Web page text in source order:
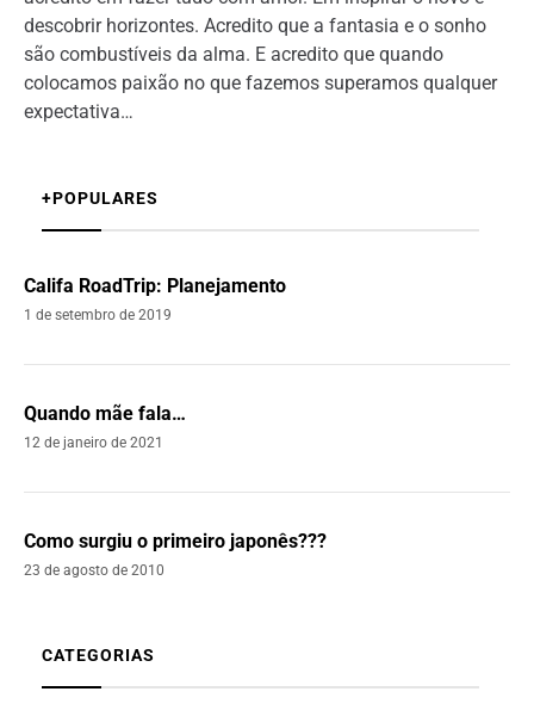
descobrir horizontes. Acredito que a fantasia e o sonho
são combustíveis da alma. E acredito que quando
colocamos paixão no que fazemos superamos qualquer
expectativa…
+POPULARES
Califa RoadTrip: Planejamento
1 de setembro de 2019
Quando mãe fala…
12 de janeiro de 2021
Como surgiu o primeiro japonês???
23 de agosto de 2010
CATEGORIAS